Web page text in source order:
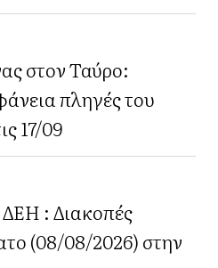
στον Ταύρο:
πληγές του
17/09
: Διακοπές
(08/08/2026) στην